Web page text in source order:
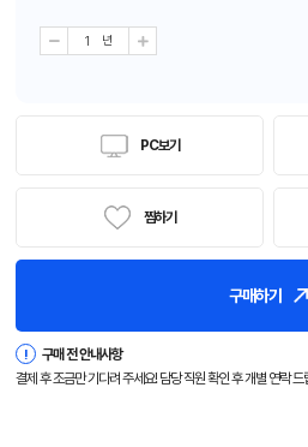
PC보기
찜하기
구매하기
!
구매 전 안내사항
결제 후 조금만 기다려 주세요! 담당 직원 확인 후 개별 연락 드